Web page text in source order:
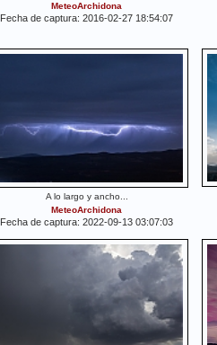
MeteoArchidona
Fecha de captura: 2016-02-27 18:54:07
A lo largo y ancho...
MeteoArchidona
Fecha de captura: 2022-09-13 03:07:03